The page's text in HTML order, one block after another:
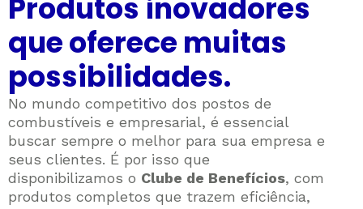
Produtos inovadores
que oferece muitas
possibilidades.
No mundo competitivo dos postos de
combustíveis e empresarial, é essencial
buscar sempre o melhor para sua empresa e
seus clientes. É por isso que
disponibilizamos o Clube de Benefícios, com
produtos completos que trazem eficiência,